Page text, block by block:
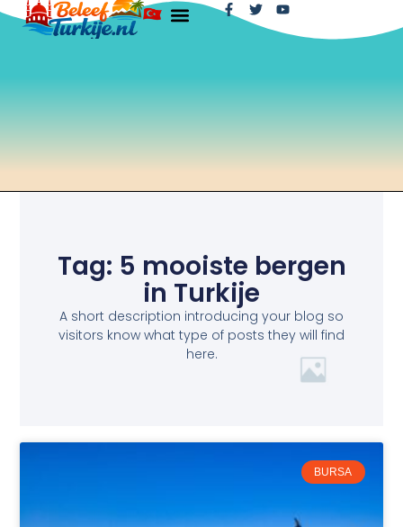
Tag: 5 mooiste bergen
in Turkije
A short description introducing your blog so
visitors know what type of posts they will find
here.
BURSA